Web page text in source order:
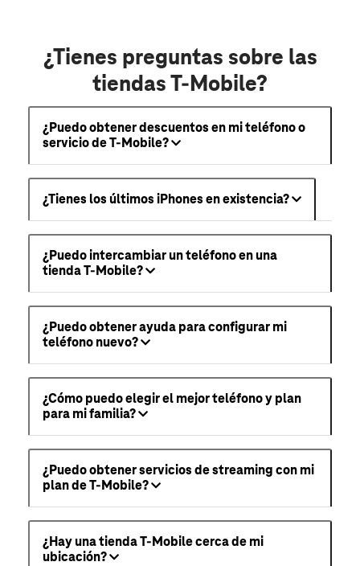
¿Tienes preguntas sobre las
tiendas T-Mobile?
¿Puedo obtener descuentos en mi teléfono o
servicio de T-Mobile?
¿Tienes los últimos iPhones en existencia?
¿Puedo intercambiar un teléfono en una
tienda T-Mobile?
¿Puedo obtener ayuda para configurar mi
teléfono nuevo?
¿Cómo puedo elegir el mejor teléfono y plan
para mi familia?
¿Puedo obtener servicios de streaming con mi
plan de T-Mobile?
¿Hay una tienda T-Mobile cerca de mi
ubicación?